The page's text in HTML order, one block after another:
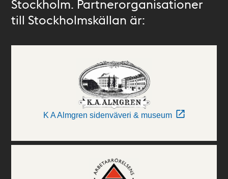
Stockholm. Partnerorganisationer
till Stockholmskällan är:
K A Almgren sidenväveri & museum